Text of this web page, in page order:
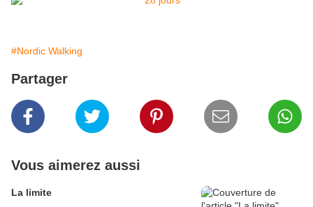
#Nordic Walking
Partager
Vous aimerez aussi
La limite